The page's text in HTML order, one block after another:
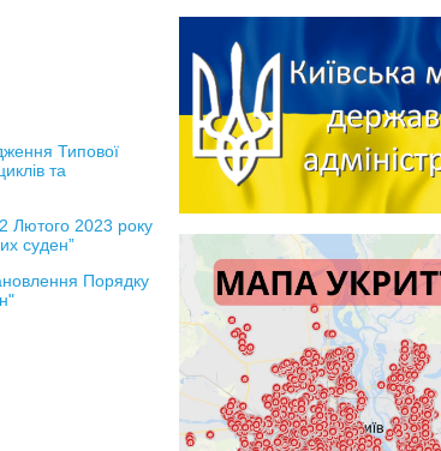
Типової
та
Лютого 2023 року
суден”
Порядку